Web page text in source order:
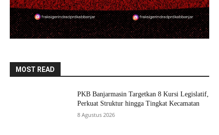
MOST READ
PKB Banjarmasin Targetkan 8 Kursi Legislatif,
Perkuat Struktur hingga Tingkat Kecamatan
8 Agustus 2026